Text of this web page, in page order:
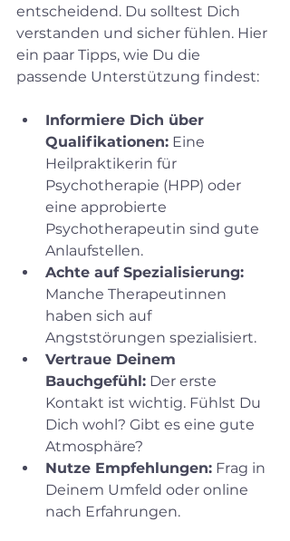
entscheidend. Du solltest Dich
verstanden und sicher fühlen. Hier
ein paar Tipps, wie Du die
passende Unterstützung findest:
Informiere Dich über
Qualifikationen: Eine
Heilpraktikerin für
Psychotherapie (HPP) oder
eine approbierte
Psychotherapeutin sind gute
Anlaufstellen.
Achte auf Spezialisierung:
Manche Therapeutinnen
haben sich auf
Angststörungen spezialisiert.
Vertraue Deinem
Bauchgefühl: Der erste
Kontakt ist wichtig. Fühlst Du
Dich wohl? Gibt es eine gute
Atmosphäre?
Nutze Empfehlungen: Frag in
Deinem Umfeld oder online
nach Erfahrungen.